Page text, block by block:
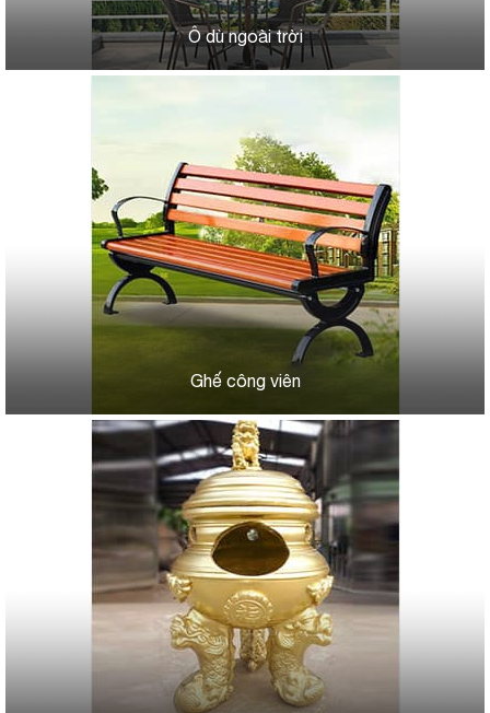
Ô dù ngoài trời
Ghế công viên